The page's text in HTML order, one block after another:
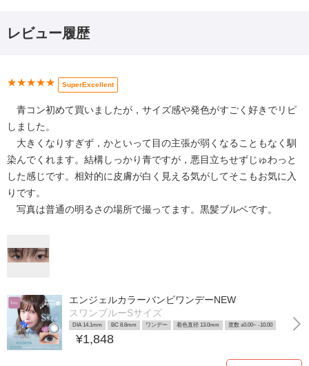
レビュー履歴
★★★★★ SuperExcellent
青コン初めて買いましたが，サイズ感や発色がすごく好きでリピ
しました。
大きくなりすぎず，かといって目の主張が弱くなることもなく馴
染んでくれます。結構しっかり青ですが，悪目立ちせずじゅわっと
した感じです。相対的に皮膚が白く見える気がしてそこもお気に入
りです。
写真は普通の明るさの場所で撮ってます。黒髪ブルベです。
エンジェルカラーバンビワンデーNEW
スワンブルーSサイズ
DIA 14.1mm BC 8.6mm ワンデー 着色直径 13.0mm 度数 ±0.00~ -10.00
¥1,848